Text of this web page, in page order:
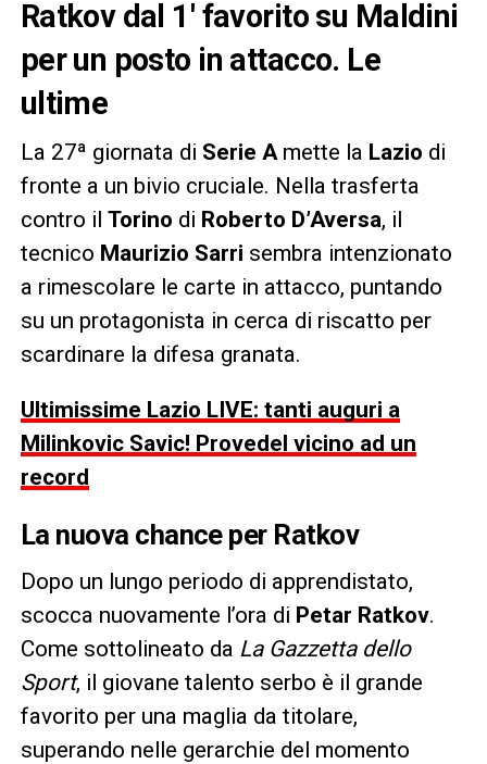
Ratkov dal 1′ favorito su Maldini
per un posto in attacco. Le
ultime
La 27ª giornata di Serie A mette la Lazio di
fronte a un bivio cruciale. Nella trasferta
contro il Torino di Roberto D’Aversa, il
tecnico Maurizio Sarri sembra intenzionato
a rimescolare le carte in attacco, puntando
su un protagonista in cerca di riscatto per
scardinare la difesa granata.
Ultimissime Lazio LIVE: tanti auguri a
Milinkovic Savic! Provedel vicino ad un
record
La nuova chance per Ratkov
Dopo un lungo periodo di apprendistato,
scocca nuovamente l’ora di Petar Ratkov.
Come sottolineato da La Gazzetta dello
Sport, il giovane talento serbo è il grande
favorito per una maglia da titolare,
superando nelle gerarchie del momento